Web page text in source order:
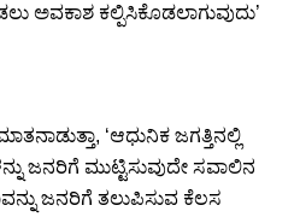
ಅವಕಾಶ ಕಲ್ಪಿಸಿಕೊಡಲಾಗುವುದು’
‘ಆಧುನಿಕ ಜಗತ್ತಿನಲ್ಲಿ
ಜನರಿಗೆ ಮುಟ್ಟಿಸುವುದೇ ಸವಾಲಿನ
ಜನರಿಗೆ ತಲುಪಿಸುವ ಕೆಲಸ